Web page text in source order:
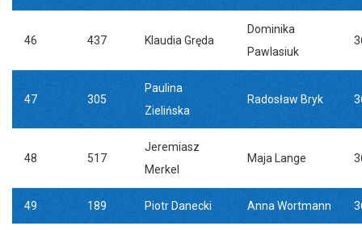
46 437 Klaudia Gręda
Dominika
Pawlasiuk
47 305
Paulina
Zielińska
Radosław Bryk
48 517
Jeremiasz
Merkel
Maja Lange
49 189 Piotr Danecki Anna Wortmann